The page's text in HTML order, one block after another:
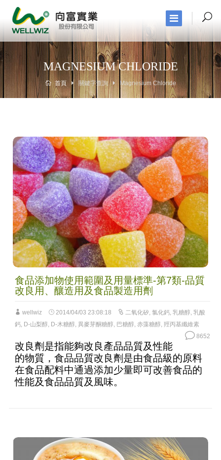
MAGNESIUM CHLORIDE
首頁 關鍵字查詢 Magnesium Chloride
食品添加物使用範圍及用量標準-第7類-品質
改良用、釀造用及食品製造用劑
wellwiz 2014/04/03 23:08:18 二氧化矽, 氯化鈣, 乳糖醇, 乳酸
鈣, D-山梨醇, D-木糖醇, 異麥芽酮糖醇, 巴糖醇, 赤藻糖醇, 羥丙基纖維素
8652
改良劑是指能夠改良產品品質及性能
的物質，食品品質改良劑是由食品級的原料
在食品配料中通過添加少量即可改善食品的
性能及食品品質及風味。